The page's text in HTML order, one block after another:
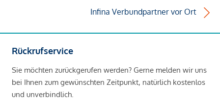
Infina Verbundpartner vor Ort
Rückrufservice
Sie möchten zurückgerufen werden? Gerne melden wir uns
bei Ihnen zum gewünschten Zeitpunkt, natürlich kostenlos
und unverbindlich.